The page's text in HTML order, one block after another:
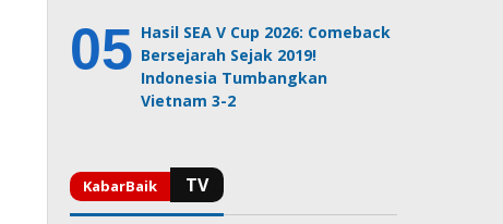
Hasil SEA V Cup 2026: Comeback
Bersejarah Sejak 2019!
Indonesia Tumbangkan
Vietnam 3-2